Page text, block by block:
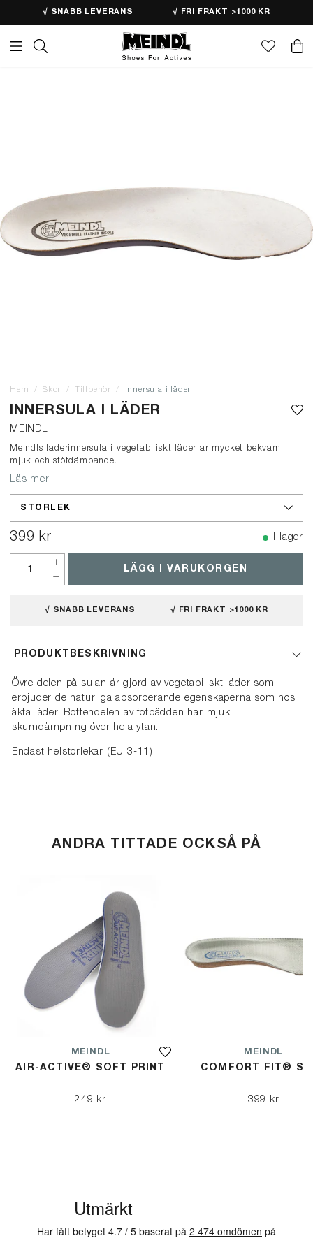
√ SNABB LEVERANS √ FRI FRAKT >1000 KR
Hem Skor Tillbehör Innersula i läder
INNERSULA I LÄDER
MEINDL
Meindls läderinnersula i vegetabiliskt läder är mycket bekväm,
mjuk och stötdämpande.
Läs mer
STORLEK
399 kr I lager
LÄGG I VARUKORGEN
√ SNABB LEVERANS √ FRI FRAKT >1000 KR
PRODUKTBESKRIVNING
Övre delen på sulan är gjord av vegetabiliskt läder som
erbjuder de naturliga absorberande egenskaperna som hos
äkta läder. Bottendelen av fotbädden har mjuk
skumdämpning över hela ytan.
Endast helstorlekar (EU 3-11).
ANDRA TITTADE OCKSÅ PÅ
MEINDL
AIR-ACTIVE® SOFT PRINT
249 kr
MEINDL
COMFORT FIT®
399 kr